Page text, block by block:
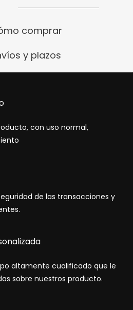
comprar
y plazos
con uso normal,
de las transacciones y
altamente cualificado que le
sobre nuestros producto.